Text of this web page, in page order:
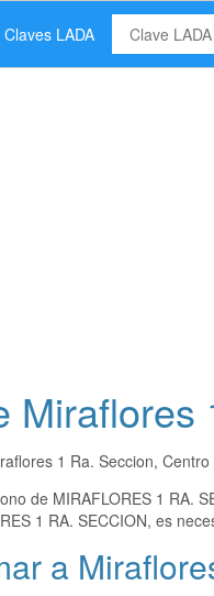
Claves LADA
Miraflores
1 Ra. Seccion, Centro
de MIRAFLORES 1 RA.
1 RA. SECCION, es
a